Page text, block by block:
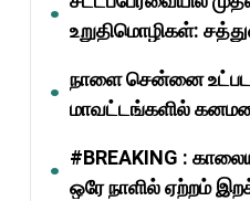
உறுதிமொழிகள்:
நாளை சென்னை
மாவட்டங்களில்
#BREAKING :
ஒரே நாளில் ஏற்றம்